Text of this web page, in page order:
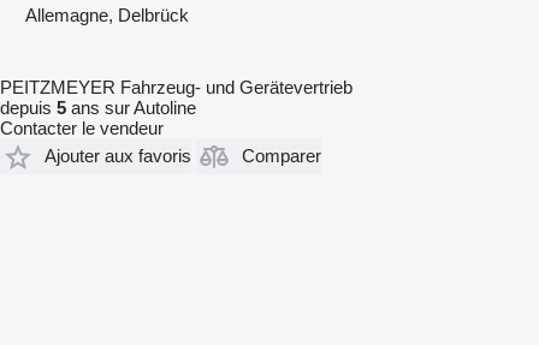
Allemagne, Delbrück
PEITZMEYER Fahrzeug- und Gerätevertrieb
depuis 5 ans sur Autoline
Contacter le vendeur
Ajouter aux favoris
Comparer